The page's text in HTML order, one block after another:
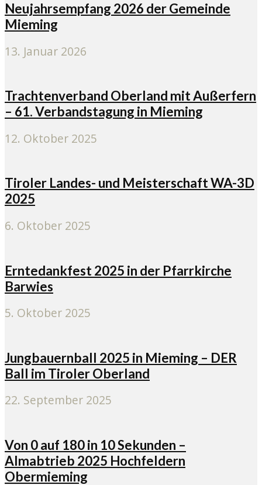
Neujahrsempfang 2026 der Gemeinde
Mieming
13. Januar 2026
Trachtenverband Oberland mit Außerfern
– 61. Verbandstagung in Mieming
12. Oktober 2025
Tiroler Landes- und Meisterschaft WA-3D
2025
6. Oktober 2025
Erntedankfest 2025 in der Pfarrkirche
Barwies
5. Oktober 2025
Jungbauernball 2025 in Mieming – DER
Ball im Tiroler Oberland
22. September 2025
Von 0 auf 180 in 10 Sekunden –
Almabtrieb 2025 Hochfeldern
Obermieming